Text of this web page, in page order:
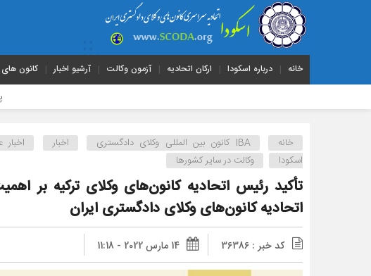
خانه درباره اسکودا ارکان اتحادیه آزمون وکالت آرشیو اخبار کانون
پیام تبریک
خانه IBA کانون بین المللی وکلای دادگستری اخبار
اسکودا
وکالت در سایر کشورها
تأکید رئیس اتحادیه کانون‌های وکلای ترکیه بر
اتحادیه کانون‌های وکلای دادگستری ایران
کد خبر : 36386 14 مارس 2022 - 11:18